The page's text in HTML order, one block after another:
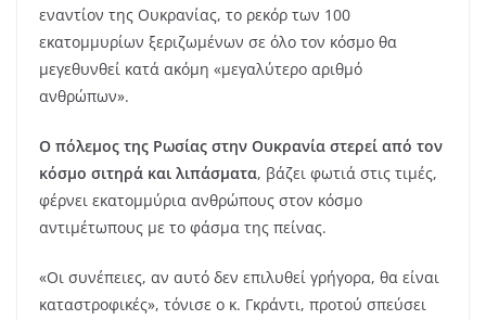
εναντίον της Ουκρανίας, το ρεκόρ των 100
εκατομμυρίων ξεριζωμένων σε όλο τον κόσμο θα
μεγεθυνθεί κατά ακόμη «μεγαλύτερο αριθμό
ανθρώπων».
Ο πόλεμος της Ρωσίας στην Ουκρανία στερεί από τον
κόσμο σιτηρά και λιπάσματα, βάζει φωτιά στις τιμές,
φέρνει εκατομμύρια ανθρώπους στον κόσμο
αντιμέτωπους με το φάσμα της πείνας.
«Οι συνέπειες, αν αυτό δεν επιλυθεί γρήγορα, θα είναι
καταστροφικές», τόνισε ο κ. Γκράντι, προτού σπεύσει